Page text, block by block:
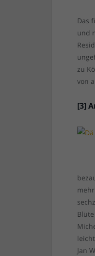
Das
und
zu
von
[3]
Jan